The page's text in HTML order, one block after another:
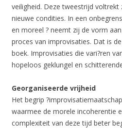
veiligheid. Deze tweestrijd
nieuwe condities. In een
en moreel ? neemt zij de vorm
proces van improvisaties. Dat is
boek. Improvisaties die vari?ren
hopeloos geklungel en
Georganiseerde vrijheid
Het begrip
waarmee de morele incoherentie
complexiteit van deze tijd beter